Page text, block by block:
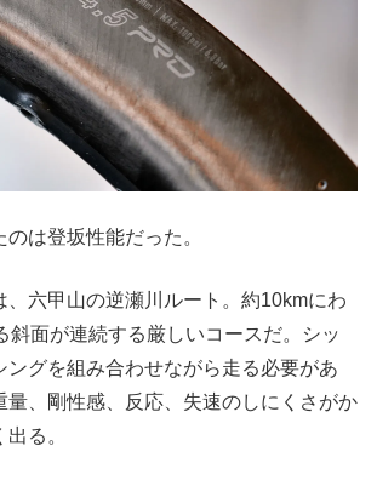
は登坂性能だった。
、六甲山の逆瀬川ルート。約10kmにわ
斜面が連続する厳しいコースだ。シッ
ングを組み合わせながら走る必要があ
量、剛性感、反応、失速のしにくさがか
る。